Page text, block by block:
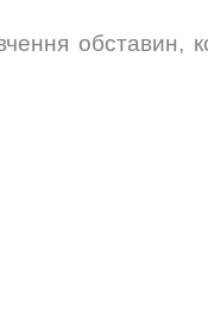
обставин,